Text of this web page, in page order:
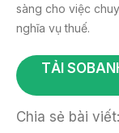
sàng cho việc
nghĩa vụ thuế.
TẢI
Chia sẻ bài viết: